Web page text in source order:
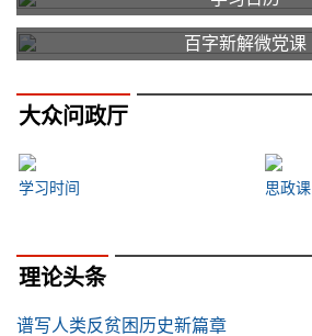
百字新解微党课
大众问政厅
学习时间 思政课
理论头条
谱写人类反贫困历史新篇章